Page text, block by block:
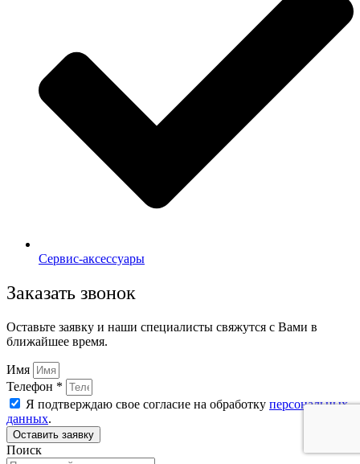
Сервис-аксессуары
Заказать звонок
Оставьте заявку и наши специалисты свяжутся с Вами в
ближайшее время.
Имя
Телефон *
Я подтверждаю свое согласие на обработку персональных
данных.
Оставить заявку
Поиск